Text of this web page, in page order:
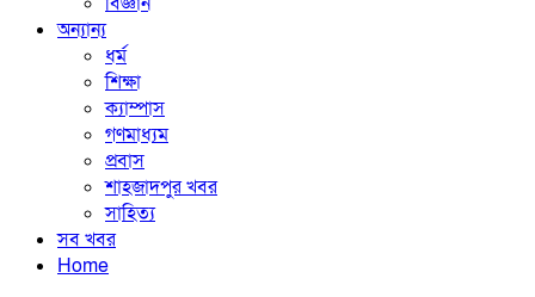
অন্যান্য
ধর্ম
শিক্ষা
ক্যাম্পাস
গণমাধ্যম
প্রবাস
শাহজাদপুর খবর
সাহিত্য
সব খবর
Home